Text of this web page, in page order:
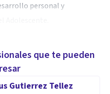
personal y
dificultades en las áreas
Miofuncional; teniendo
de la mirada Psicológica
que te pueden
Gutierrez Tellez